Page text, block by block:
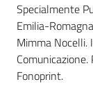
Specialmente
Emilia-
Mimma Nocelli.
Fonoprint.